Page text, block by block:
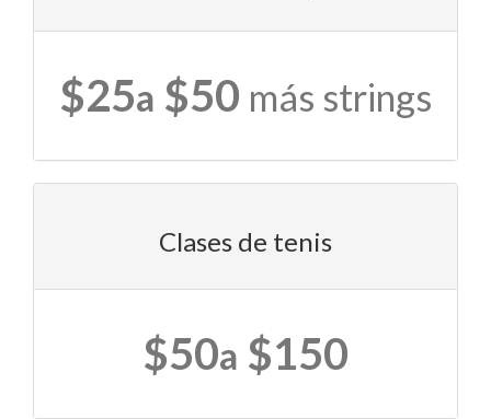
$25a $50 más strings
Clases de tenis
$50a $150